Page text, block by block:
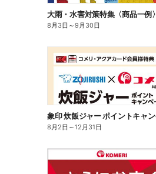
大雨・水害対策特集〈商品一例〉
8月3日 ～9月30日
8月2日 ～12月31日